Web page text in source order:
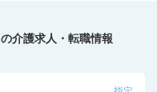
の介護求人・転職情報